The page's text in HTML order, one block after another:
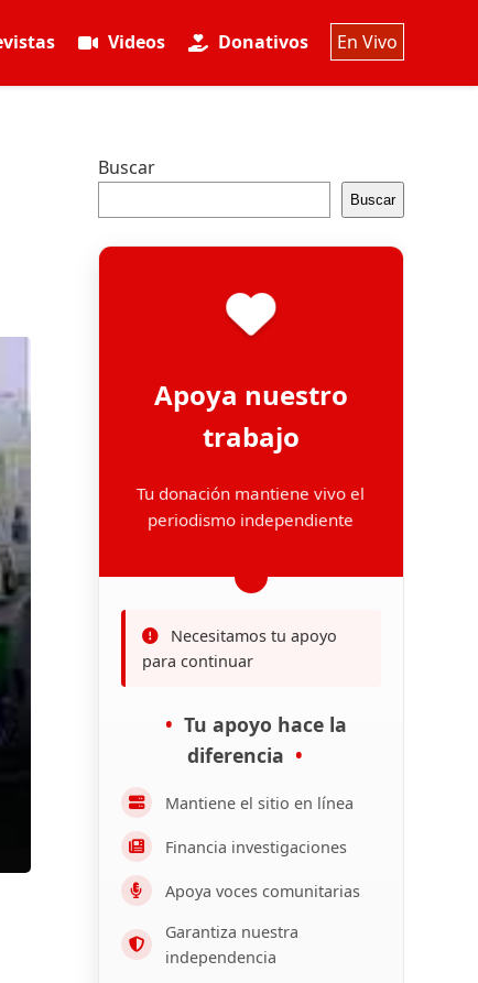
Videos Donativos En Vivo
Buscar
Buscar
Apoya nuestro
trabajo
Tu donación mantiene vivo el
periodismo independiente
Necesitamos tu apoyo
para continuar
Tu apoyo hace la
diferencia
Mantiene el sitio en línea
Financia investigaciones
Apoya voces comunitarias
Garantiza nuestra
independencia